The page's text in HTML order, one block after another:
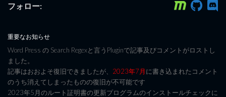
フォロー:
重要なお知らせ
Word Press の Search Regexと言うPluginで記事及びコメントがロストし
ました。
記事はおおよそ復旧できましたが、 2023年7月に書き込まれたコメント
のうち消えてしまったものの復旧が不可能です
2023年5月のルート証明書の更新プログラムのインストールチェックに